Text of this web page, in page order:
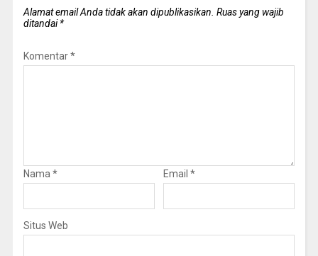
Alamat email Anda tidak akan dipublikasikan. Ruas yang wajib
ditandai*
Komentar*
Nama * Email *
Situs Web